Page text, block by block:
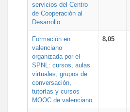
servicios del Centro
de Cooperación al
Desarrollo
Formación en
valenciano
organizada por el
SPNL: cursos, aulas
virtuales, grupos de
conversación,
tutorías y cursos
MOOC de valenciano
8,05